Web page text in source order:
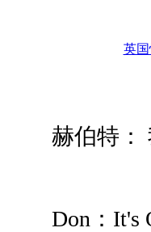
英
赫伯特：
Don：It's